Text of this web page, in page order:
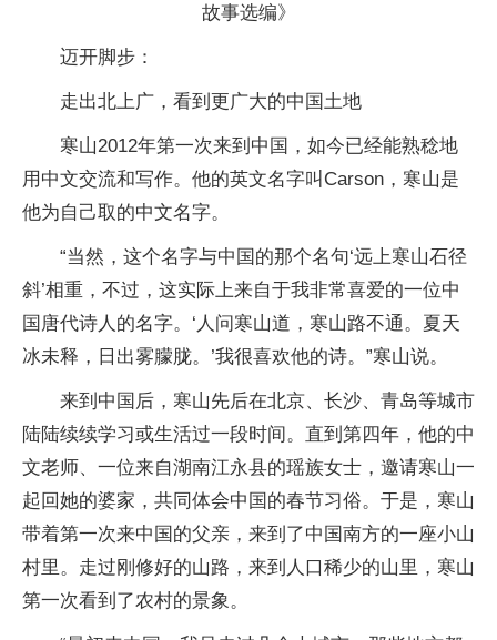
故事选编》
迈开脚步：
走出北上广，看到更广大的中国土地
寒山2012年第一次来到中国，如今已经能熟稔地
用中文交流和写作。他的英文名字叫Carson，寒山是
他为自己取的中文名字。
“当然，这个名字与中国的那个名句‘远上寒山石径
斜’相重，不过，这实际上来自于我非常喜爱的一位中
国唐代诗人的名字。‘人问寒山道，寒山路不通。夏天
冰未释，日出雾朦胧。’我很喜欢他的诗。”寒山说。
来到中国后，寒山先后在北京、长沙、青岛等城市
陆陆续续学习或生活过一段时间。直到第四年，他的中
文老师、一位来自湖南江永县的瑶族女士，邀请寒山一
起回她的婆家，共同体会中国的春节习俗。于是，寒山
带着第一次来中国的父亲，来到了中国南方的一座小山
村里。走过刚修好的山路，来到人口稀少的山里，寒山
第一次看到了农村的景象。